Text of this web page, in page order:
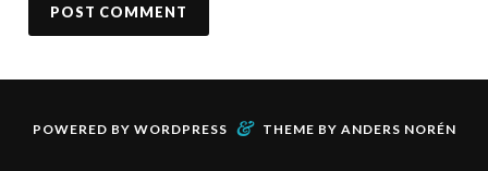
POWERED BY WORDPRESS & THEME BY ANDERS NORÉN